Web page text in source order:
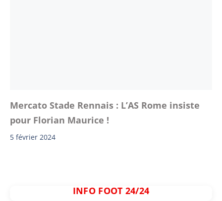
Mercato Stade Rennais : L’AS Rome insiste
pour Florian Maurice !
5 février 2024
INFO FOOT 24/24